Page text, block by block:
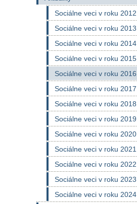
Sociálne veci v roku 2012
Sociálne veci v roku 2013
Sociálne veci v roku 2014
Sociálne veci v roku 2015
Sociálne veci v roku 2016
Sociálne veci v roku 2017
Sociálne veci v roku 2018
Sociálne veci v roku 2019
Sociálne veci v roku 2020
Sociálne veci v roku 2021
Sociálne veci v roku 2022
Sociálne veci v roku 2023
Sociálne veci v roku 2024